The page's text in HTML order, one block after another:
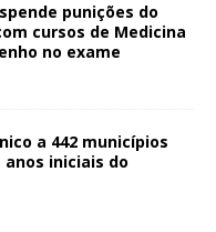
punições do
cursos de Medicina
no exame
a 442 municípios
anos iniciais do